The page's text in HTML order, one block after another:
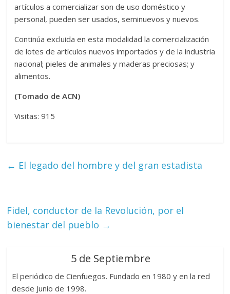
artículos a comercializar son de uso doméstico y
personal, pueden ser usados, seminuevos y nuevos.
Continúa excluida en esta modalidad la comercialización
de lotes de artículos nuevos importados y de la industria
nacional; pieles de animales y maderas preciosas; y
alimentos.
(Tomado de ACN)
Visitas: 915
← El legado del hombre y del gran estadista
Fidel, conductor de la Revolución, por el
bienestar del pueblo →
5 de Septiembre
El periódico de Cienfuegos. Fundado en 1980 y en la red
desde Junio de 1998.